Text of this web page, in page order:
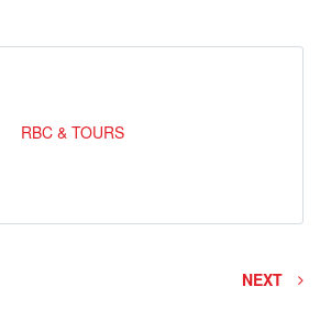
RBC & TOURS
NEXT